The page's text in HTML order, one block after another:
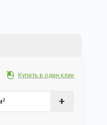
Купить в один клик
+